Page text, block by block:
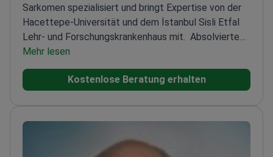
Sarkomen spezialisiert und bringt Expertise von der
Hacettepe-Universität und dem İstanbul Sisli Etfal
Lehr- und Forschungskrankenhaus mit. Absolvierte
ein Fellowship am Hacettepe University Cancer
InstituteAusbildung am MD Anderson Cancer Center
der University of Texas Umfangreiche Erfahrung bei
SarkomenTätig im Hisar Hospital Intercontinental,
einem führenden Onkologiezentrum
Mehr lesen
Kostenlose Beratung erhalten